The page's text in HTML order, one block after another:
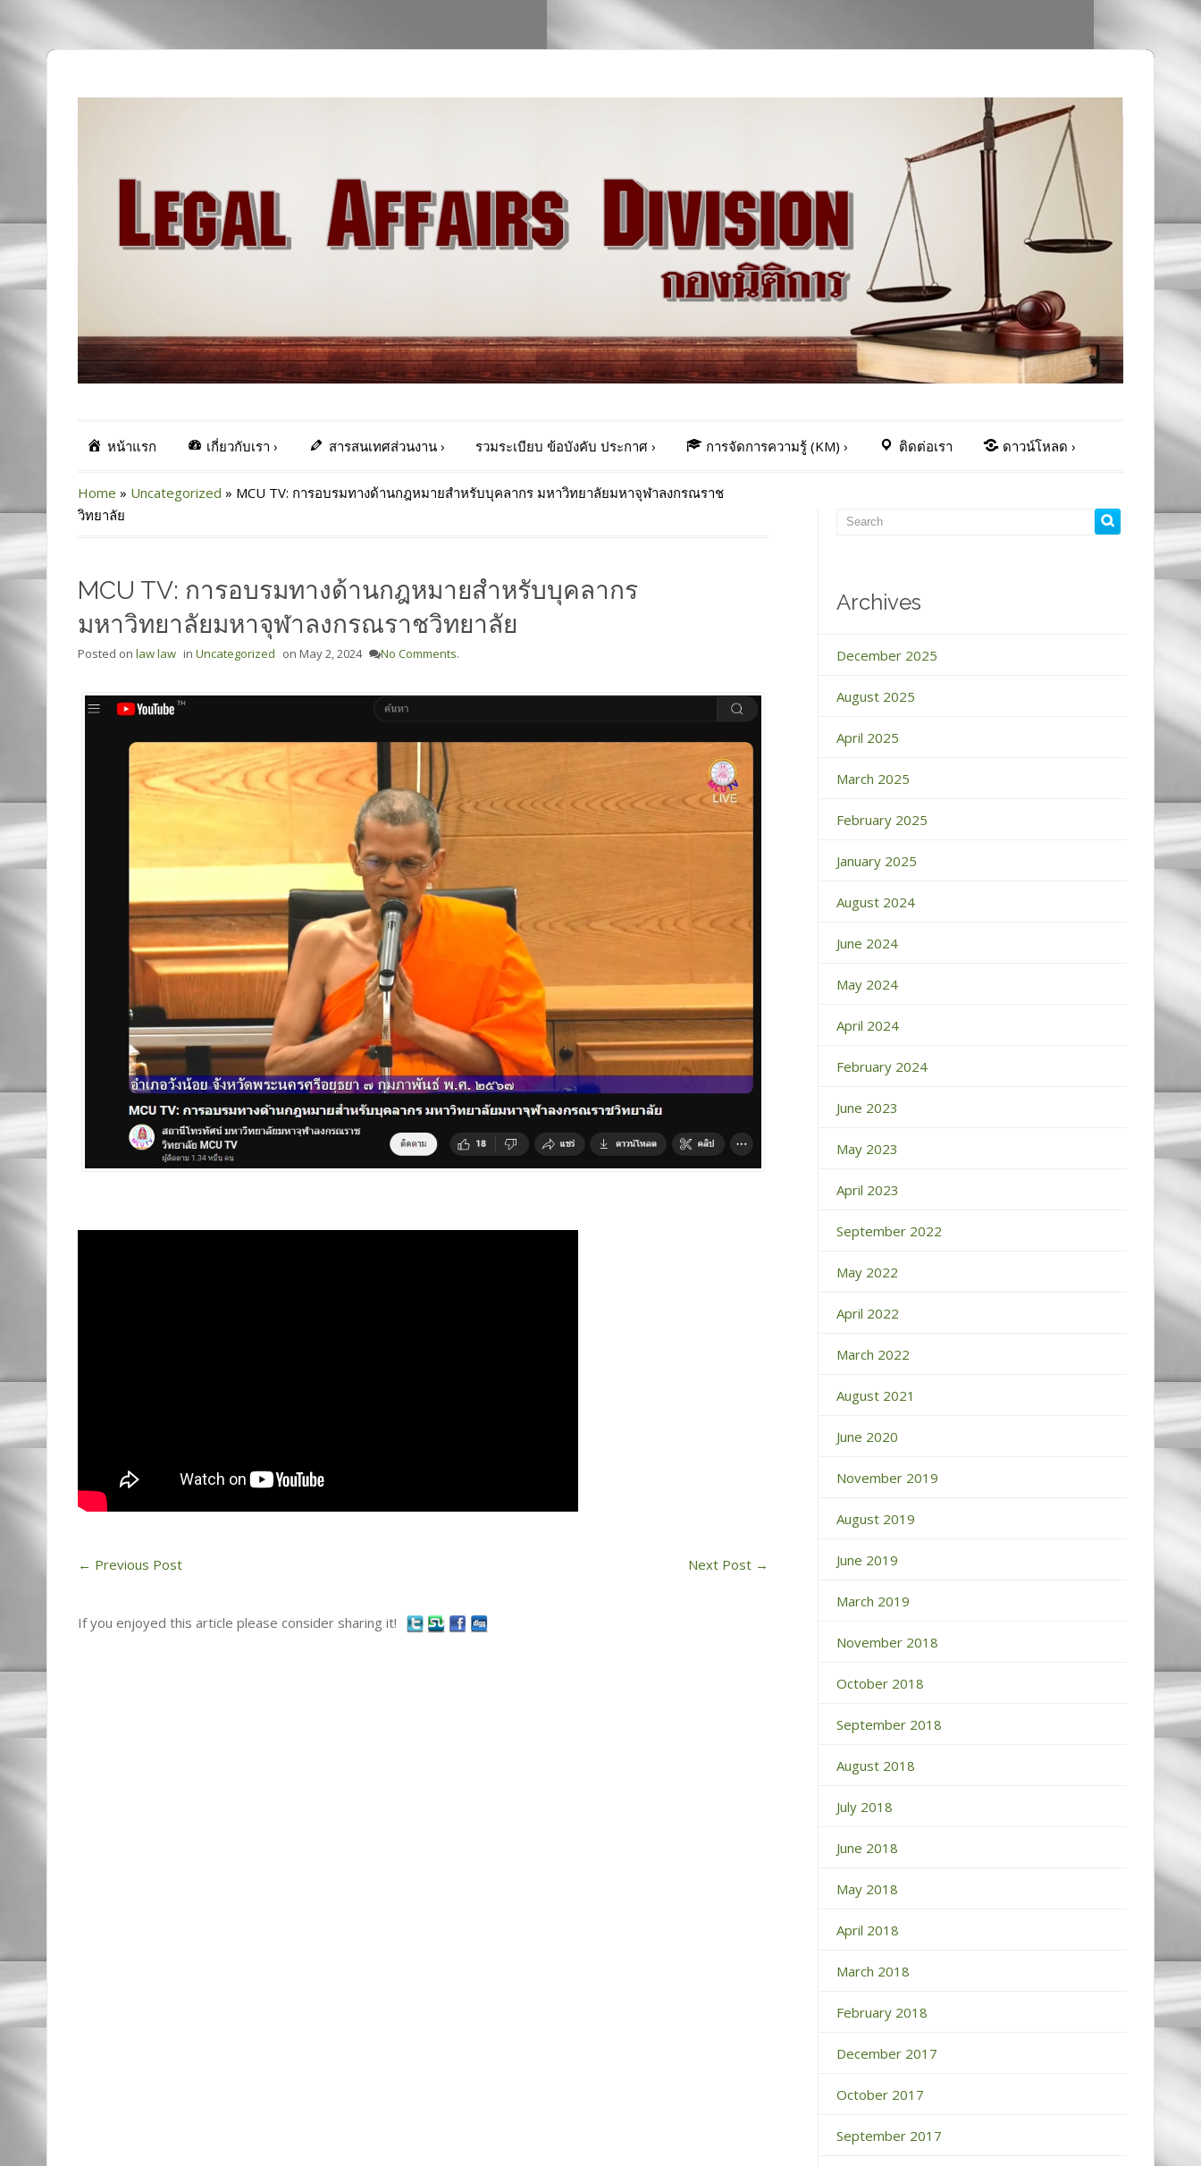
หน้าแรก เกี่ยวกับเรา › สารสนเทศส่วนงาน› รวมระเบียบ ข้อบังคับ ประกาศ› การจัดการความรู้ (KM) › ติดต่อเรา ดาวน์โหลด ›
Home » Uncategorized » MCU TV: การอบรมทางด้านกฎหมายสำหรับบุคลากร มหาวิทยาลัยมหาจุฬาลงกรณราช
วิทยาลัย
MCU TV: การอบรมทางด้านกฎหมายสำหรับบุคลากร
มหาวิทยาลัยมหาจุฬาลงกรณราชวิทยาลัย
Posted on law law in Uncategorized on May 2, 2024 No Comments.
← Previous Post Next Post →
If you enjoyed this article please consider sharing it!
Archives
December 2025
August 2025
April 2025
March 2025
February 2025
January 2025
August 2024
June 2024
May 2024
April 2024
February 2024
June 2023
May 2023
April 2023
September 2022
May 2022
April 2022
March 2022
August 2021
June 2020
November 2019
August 2019
June 2019
March 2019
November 2018
October 2018
September 2018
August 2018
July 2018
June 2018
May 2018
April 2018
March 2018
February 2018
December 2017
October 2017
September 2017